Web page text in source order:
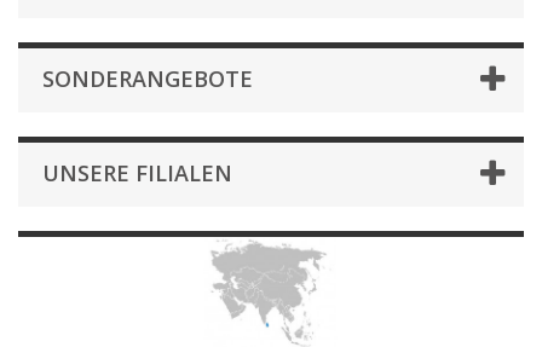
SONDERANGEBOTE
UNSERE FILIALEN